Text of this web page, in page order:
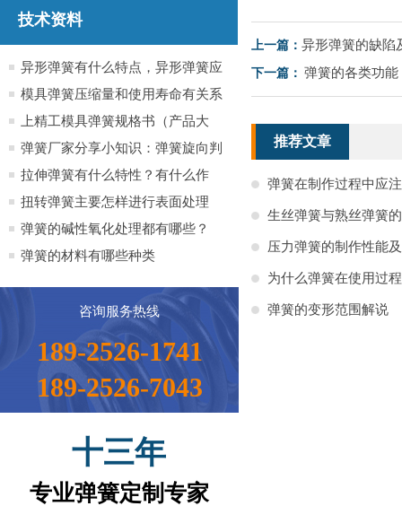
技术资料
异形弹簧有什么特点，异形弹簧应
用于哪些行业产品
模具弹簧压缩量和使用寿命有关系
吗？
上精工模具弹簧规格书（产品大
全）
弹簧厂家分享小知识：弹簧旋向判
定方法小知识
拉伸弹簧有什么特性？有什么作
用？
扭转弹簧主要怎样进行表面处理
弹簧的碱性氧化处理都有哪些？
弹簧的材料有哪些种类
咨询服务热线
189-2526-1741
189-2526-7043
十三年
专业弹簧定制专家
上一篇： 异形弹簧的缺陷
下一篇： 弹簧的各类功能
推荐文章
弹簧在制作过程中应
生丝弹簧与熟丝弹簧
压力弹簧的制作性能
为什么弹簧在使用过
弹簧的变形范围解说